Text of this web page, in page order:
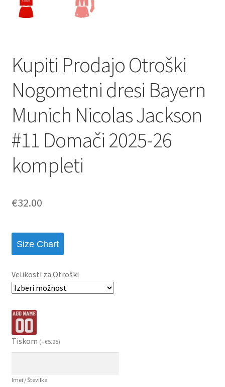
Kupiti Prodajo Otroški
Nogometni dresi Bayern
Munich Nicolas Jackson
#11 Domači 2025-26
kompleti
€32.00
Size Chart
Velikosti za Otroški
Tiskom (+€5.95)
Imei / Številka